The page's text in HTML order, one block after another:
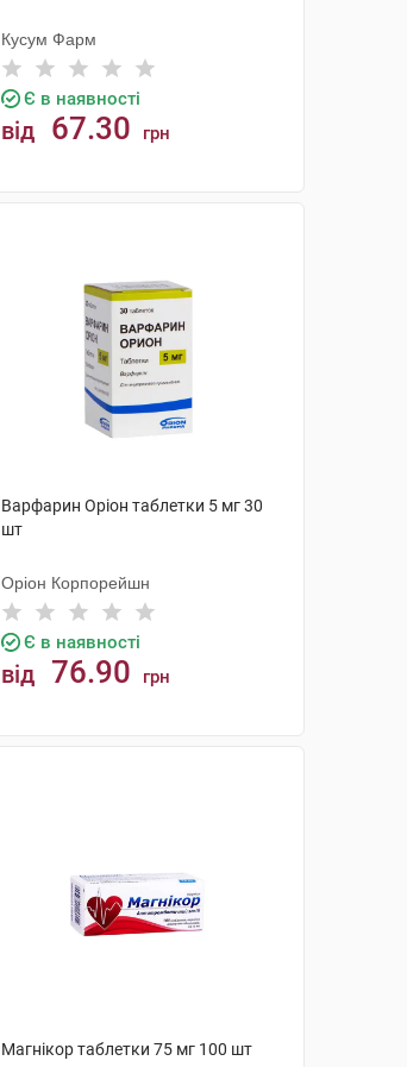
Кусум Фарм
Є в наявності
від 67.30 грн
Варфарин Оріон таблетки 5 мг 30
шт
Оріон Корпорейшн
Є в наявності
від 76.90 грн
Магнікор таблетки 75 мг 100 шт